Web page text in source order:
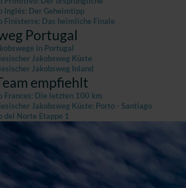
Inglés: Der Geheimtipp
Finisterre: Das heimliche Finale
Portugal
in Portugal
Jakobsweg Küste
Jakobsweg Inland
empfiehlt
Frances: Die letzten 100 km
Jakobsweg Küste: Porto - Santiago
del Norte Etappe 1